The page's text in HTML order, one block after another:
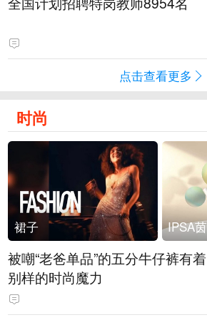
点击查看更多
时尚
裙子
被嘲“老爸单品”的五分牛仔裤有着
别样的时尚魔力